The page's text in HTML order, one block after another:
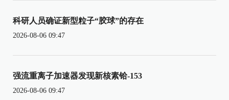
科研人员确证新型粒子“胶球”的存在
2026-08-06 09:47
强流重离子加速器发现新核素铪-153
2026-08-06 09:47